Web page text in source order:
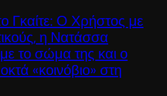
Γκαίτε: Ο Χρήστος με
η Νατάσσα
το σώμα της και ο
«κοινόβιο» στη